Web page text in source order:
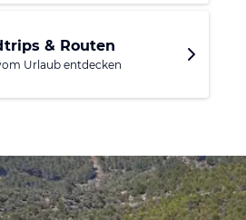
& Routen
Urlaub entdecken